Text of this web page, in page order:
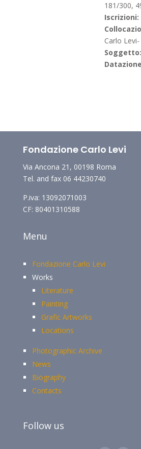
181/300,
Iscrizioni:
Carlo
Soggetto:
Fondazione Carlo Levi
Via Ancona 21, 00198 Roma
Tel. and fax 06 44230740
P.iva: 13092071003
CF: 80401310588
Menu
Fondazione Carlo Levi
Works
Literature
Painting
Grafic Artworks
Locations
Photographic Archive
News
Biography
Contacts
Follow us